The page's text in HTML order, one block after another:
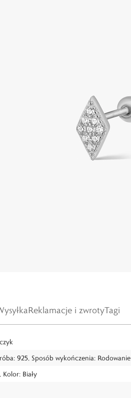
Reklamacje i zwrotyTagi
925, Sposób wykończenia: Rodowanie
Biały